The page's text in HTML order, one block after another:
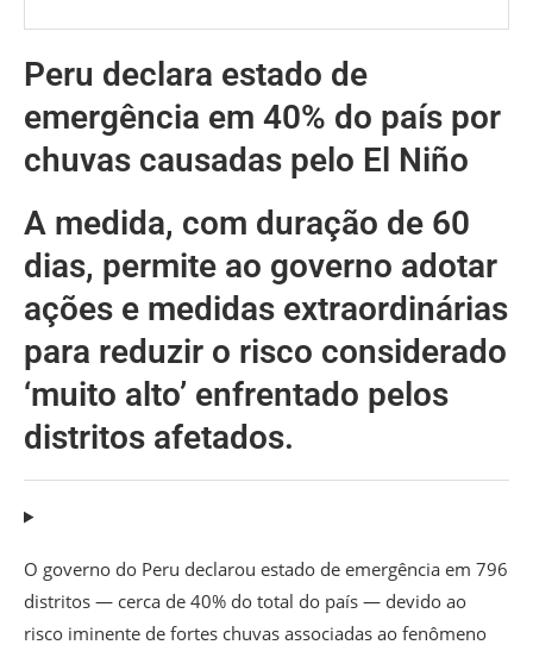
Peru declara estado de
emergência em 40% do país por
chuvas causadas pelo El Niño
A medida, com duração de 60
dias, permite ao governo adotar
ações e medidas extraordinárias
para reduzir o risco considerado
‘muito alto’ enfrentado pelos
distritos afetados.
O governo do Peru declarou estado de emergência em 796
distritos — cerca de 40% do total do país — devido ao
risco iminente de fortes chuvas associadas ao fenômeno